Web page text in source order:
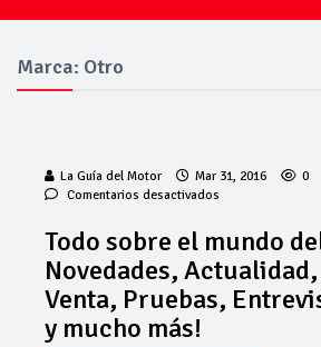
Marca: Otro
La Guía del Motor Mar 31, 2016 0
Comentarios desactivados
el
mundo
del
motor,
Todo sobre el mundo
Novedades,
Venta, Pruebas,
y mucho más!